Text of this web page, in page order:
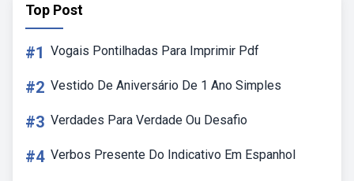
Top Post
#1 Vogais Pontilhadas Para Imprimir Pdf
#2 Vestido De Aniversário De 1 Ano Simples
#3 Verdades Para Verdade Ou Desafio
#4 Verbos Presente Do Indicativo Em Espanhol